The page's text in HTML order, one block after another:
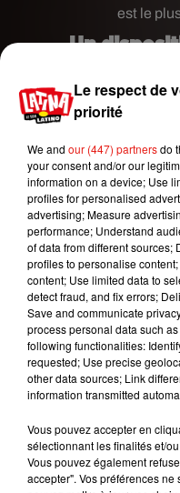
Publié : 31
est le
Un
Interrogée par le
femme auCHU de
patiente qui fumait
à six joints par jour.
[…] et à la fin de
machine à laver.
qui la motivait",
bénéficier d’un
chaque
motivation
consultation", a-t-
les colonnes de
rendez-vous
taux de monoxyde
afin de vérifier que
voient alors
Le respect de
priorité
We and our (447) partnersdo
your consent and/or our
information on a device; Use
profiles for personalised
advertising; Measure
performance; Understand
of data from different sources;
profiles to personalise
content; Use limited data to
detect fraud, and fix errors;
Save and communicate
process personal data such
following functionalities:
requested; Use precise
other data sources; Link
information transmitted
Vous pouvez accepter en
sélectionnant les finalités et/
Vous pouvez également
accepter". Vos préférences